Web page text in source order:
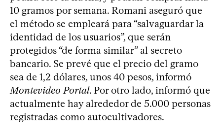
10 gramos por semana. Romani aseguró que
el método se empleará para “salvaguardar la
identidad de los usuarios”, que serán
protegidos “de forma similar” al secreto
bancario. Se prevé que el precio del gramo
sea de 1,2 dólares, unos 40 pesos, informó
Montevideo Portal. Por otro lado, informó que
actualmente hay alrededor de 5.000 personas
registradas como autocultivadores.